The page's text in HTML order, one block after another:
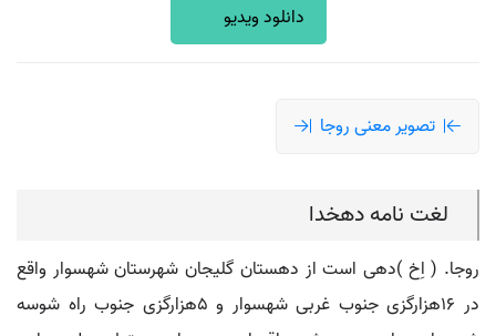
دانلود ویدیو
تصویر معنی روجا
لغت نامه دهخدا
روجا. ( اِخ )دهی است از دهستان گلیجان شهرستان شهسوار واقع
در 16هزارگزی جنوب غربی شهسوار و 5هزارگزی جنوب راه شوسه